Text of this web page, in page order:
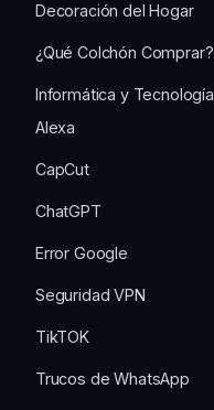
Decoración del Hogar
¿Qué Colchón Comprar?
Informática y Tecnología
Alexa
CapCut
ChatGPT
Error Google
Seguridad VPN
TikTOK
Trucos de WhatsApp